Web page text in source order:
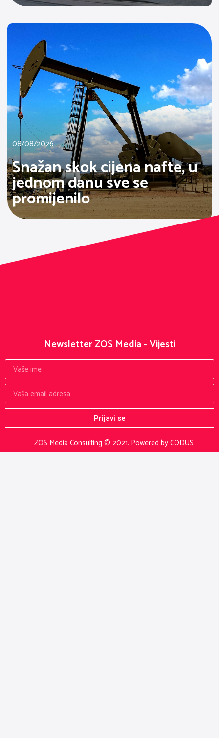
08/08/2026
Snažan skok cijena nafte, u
jednom danu sve se
promijenilo
ZOS Media Consulting © 2021. Powered by CODUS
Newsletter ZOS Media - Vijesti
Prijavi se